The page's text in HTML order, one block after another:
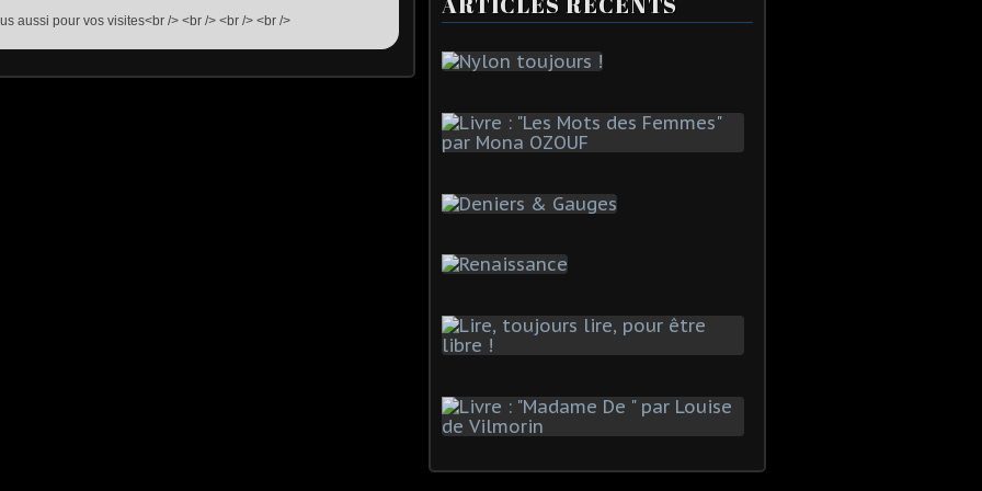
aussi pour vos visites<br /> <br /> <br /> <br />